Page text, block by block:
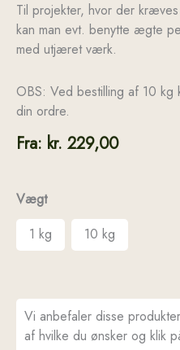
Til projekter, hvor der
kan man evt. benytte ægte
med utjæret værk.
OBS: Ved bestilling af 10
din ordre.
Fra: kr. 229,00
Vægt
1 kg
10 kg
Vi anbefaler disse
af hvilke du ønsker og klik